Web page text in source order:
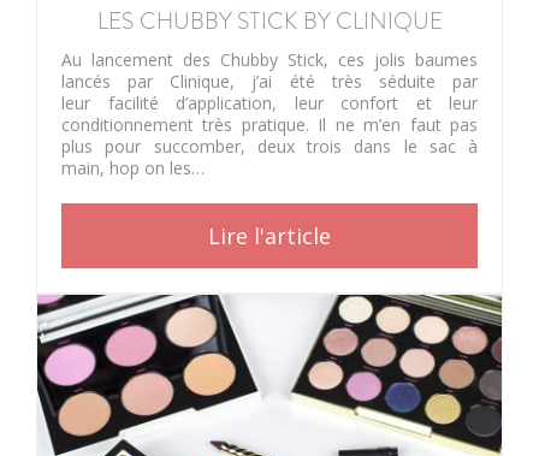
LES CHUBBY STICK BY CLINIQUE
Au lancement des Chubby Stick, ces jolis baumes
lancés par Clinique, j’ai été très séduite par
leur facilité d’application, leur confort et leur
conditionnement très pratique. Il ne m’en faut pas
plus pour succomber, deux trois dans le sac à
main, hop on les…
Lire l'article